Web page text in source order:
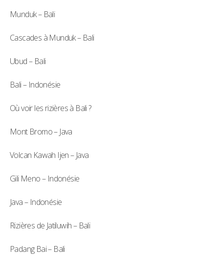
Munduk – Bali
Cascades à Munduk – Bali
Ubud – Bali
Bali – Indonésie
Où voir les rizières à Bali ?
Mont Bromo – Java
Volcan Kawah Ijen – Java
Gili Meno – Indonésie
Java – Indonésie
Rizières de Jatiluwih – Bali
Padang Bai – Bali